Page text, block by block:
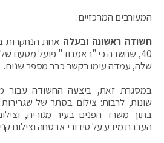
המעורבים המרכזיים:
חשודה ראשונה ובעלה אחת הנחקרות
40, שחשדה כי "ראמבוד" פועל מטעם
שלה, עמדה עימו בקשר כבר מספר שנים.
במסגרת זאת, ביצעה החשודה עבור
שונות, לרבות: צילום בסתר של
בתוך משרד הפנים בעיר מגוריה,
העברת מידע על סידורי אבטחה וצילום